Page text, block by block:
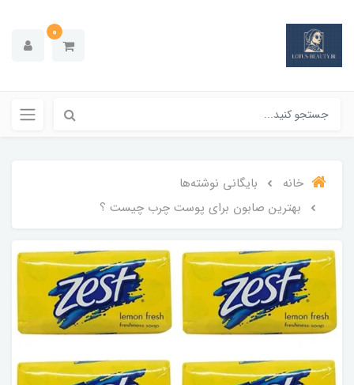
0
خانه
بایگانی نوشته‌ها
بهترین صابون برای پوست چرب چیست ؟